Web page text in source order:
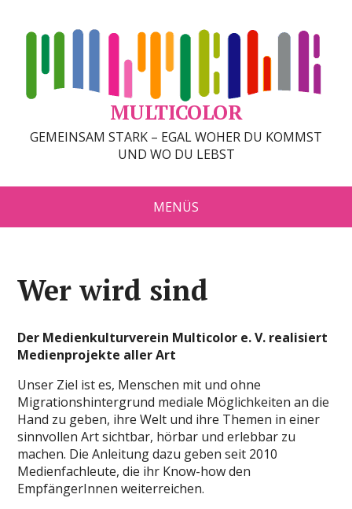
MULTICOLOR
GEMEINSAM STARK – EGAL WOHER DU KOMMST
UND WO DU LEBST
MENÜS
Wer wird sind
Der Medienkulturverein Multicolor e. V. realisiert
Medienprojekte aller Art
Unser Ziel ist es, Menschen mit und ohne
Migrationshintergrund mediale Möglichkeiten an die
Hand zu geben, ihre Welt und ihre Themen in einer
sinnvollen Art sichtbar, hörbar und erlebbar zu
machen. Die Anleitung dazu geben seit 2010
Medienfachleute, die ihr Know-how den
EmpfängerInnen weiterreichen.